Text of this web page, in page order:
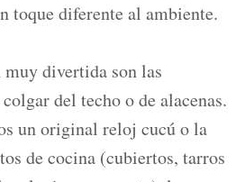
toque diferente al ambiente.
divertida son las
del techo o de alacenas.
un original reloj cucú o la
de cocina (cubiertos, tarros